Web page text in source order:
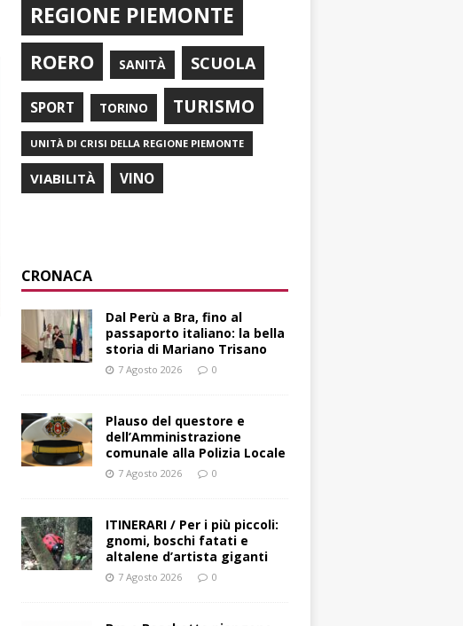
REGIONE PIEMONTE
ROERO SANITÀ SCUOLA
SPORT TORINO TURISMO
UNITÀ DI CRISI DELLA REGIONE PIEMONTE
VIABILITÀ VINO
CRONACA
​Dal Perù a Bra, fino al
passaporto italiano: la bella
storia di Mariano Trisano
7 Agosto 2026 0
Plauso del questore e
dell’Amministrazione
comunale alla Polizia Locale
7 Agosto 2026 0
ITINERARI / Per i più piccoli:
gnomi, boschi fatati e
altalene d’artista giganti
7 Agosto 2026 0